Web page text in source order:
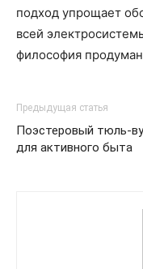
подход упрощает
всей
философия
Предыдущая статья
Поэстеровый тюль-
для активного быта